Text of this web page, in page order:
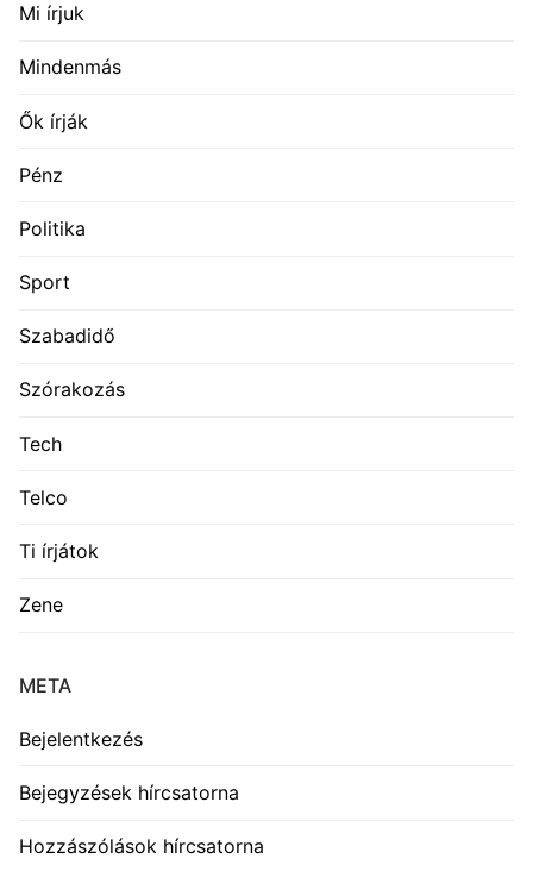
Mi írjuk
Mindenmás
Ők írják
Pénz
Politika
Sport
Szabadidő
Szórakozás
Tech
Telco
Ti írjátok
Zene
META
Bejelentkezés
Bejegyzések hírcsatorna
Hozzászólások hírcsatorna